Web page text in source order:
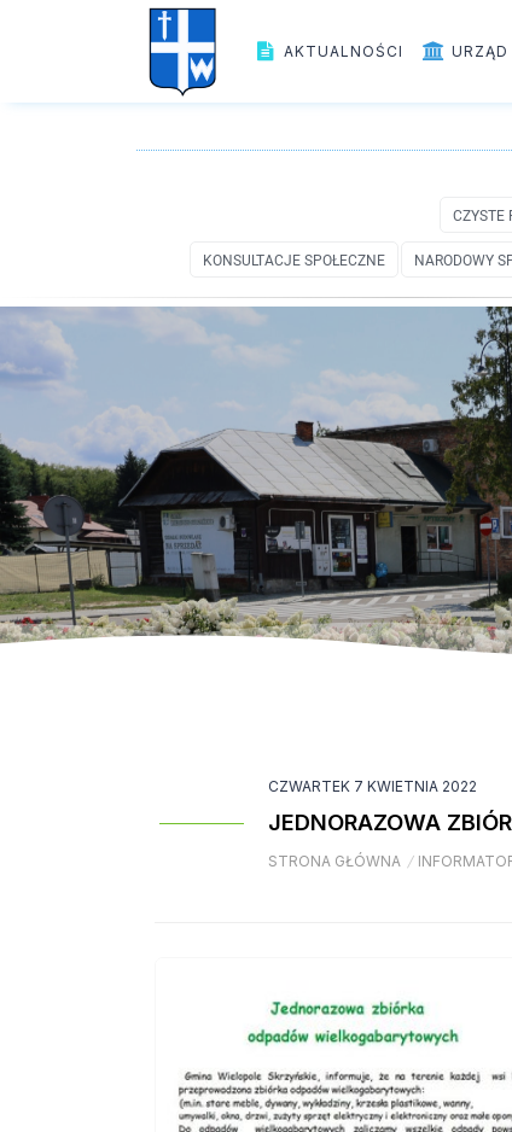
AKTUALNOŚCI URZĄD
CZYSTE
KONSULTACJE SPOŁECZNE NARODOWY
CZWARTEK 7 KWIETNIA 2022
JEDNORAZOWA
STRONA GŁÓWNA /